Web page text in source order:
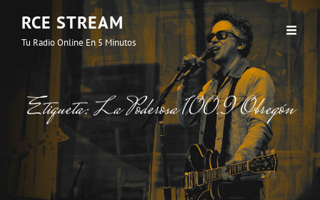
RCE STREAM
Tu Radio Online En 5 Minutos
Etiqueta:La Poderosa 100.9 Obregón